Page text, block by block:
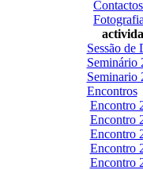
Contactos
Sessão de
Seminário
Seminario
Encontros
Encontro
Encontro
Encontro
Encontro
Encontro